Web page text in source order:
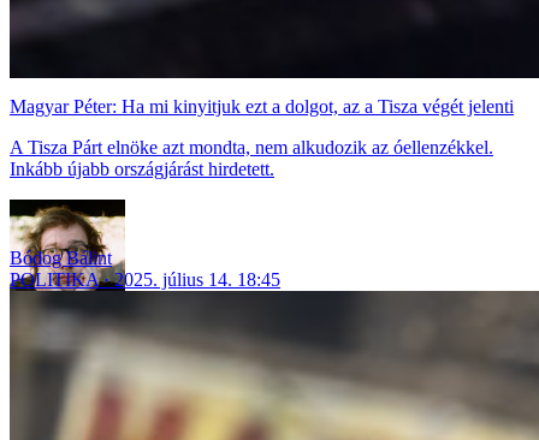
Magyar Péter: Ha mi kinyitjuk ezt a dolgot, az a Tisza végét jelenti
A Tisza Párt elnöke azt mondta, nem alkudozik az óellenzékkel.
Inkább újabb országjárást hirdetett.
Bódog Bálint
POLITIKA
2025. július 14. 18:45